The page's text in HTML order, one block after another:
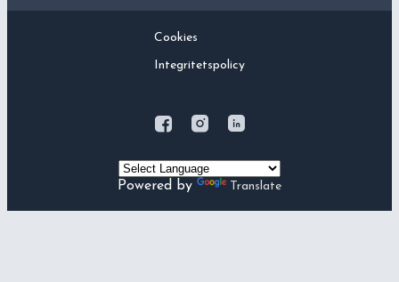
Cookies
Integritetspolicy
Powered by Translate